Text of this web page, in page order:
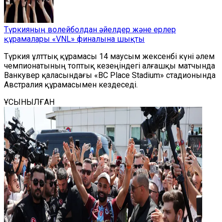
Түркияның волейболдан әйелдер және ерлер
құрамалары «VNL» финалына шықты
Түркия ұлттық құрамасы 14 маусым жексенбі күні әлем
чемпионатының топтық кезеңіндегі алғашқы матчында
Ванкувер қаласындағы «BC Place Stadium» стадионында
Австралия құрамасымен кездеседі.
ҰСЫНЫЛҒАН